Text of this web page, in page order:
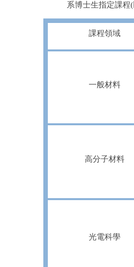
系博士生指定課程(
課程領域
一般材料
高分子材料
光電科學